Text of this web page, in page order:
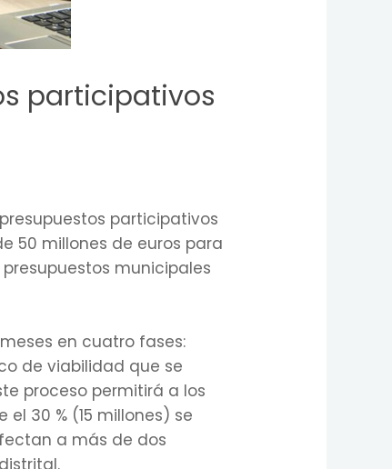
participativos
participativos
50 millones de euros para
municipales
en cuatro fases:
de viabilidad que se
proceso permitirá a los
30 % (15 millones) se
a más de dos